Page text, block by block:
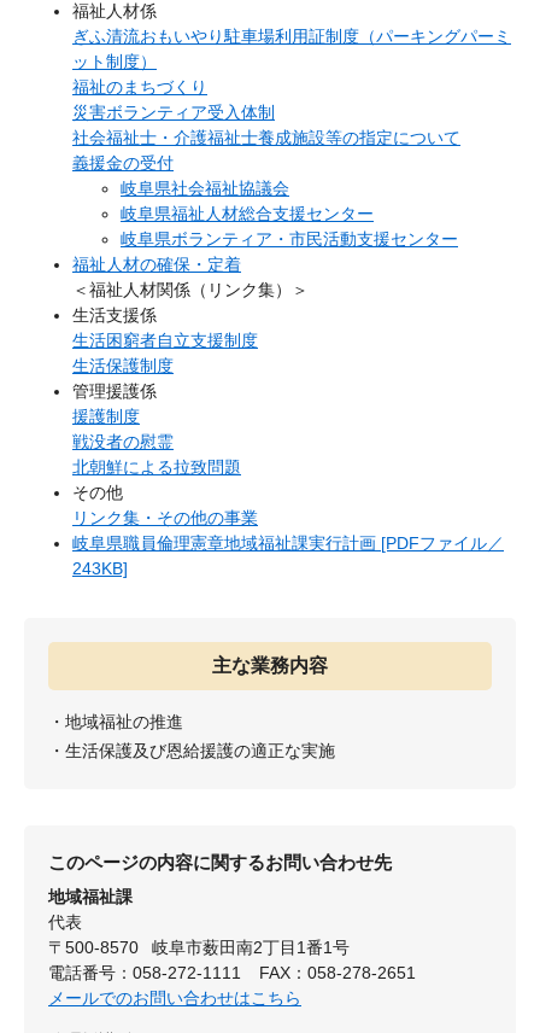
福祉人材係
ぎふ清流おもいやり駐車場利用証制度（パーキングパーミ
ット制度）
福祉のまちづくり
災害ボランティア受入体制
社会福祉士・介護福祉士養成施設等の指定について
義援金の受付
岐阜県社会福祉協議会
岐阜県福祉人材総合支援センター
岐阜県ボランティア・市民活動支援センター
福祉人材の確保・定着
＜福祉人材関係（リンク集）＞
生活支援係
生活困窮者自立支援制度
生活保護制度
管理援護係
援護制度
戦没者の慰霊
北朝鮮による拉致問題
その他
リンク集・その他の事業
岐阜県職員倫理憲章地域福祉課実行計画 [PDFファイル／
243KB]
主な業務内容
・地域福祉の推進
・生活保護及び恩給援護の適正な実施
このページの内容に関するお問い合わせ先
地域福祉課
代表
〒500-8570
岐阜市薮田南2丁目1番1号
電話番号：058-272-1111
FAX：058-278-2651
メールでのお問い合わせはこちら